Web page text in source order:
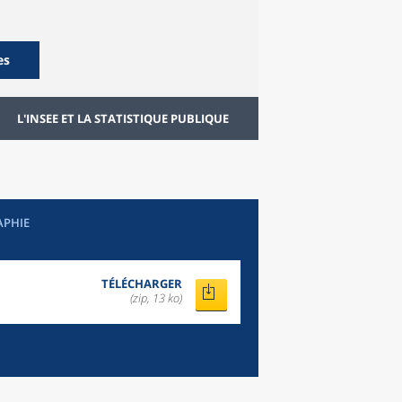
L'INSEE ET LA STATISTIQUE PUBLIQUE
TÉLÉCHARGER
(zip, 13 ko)